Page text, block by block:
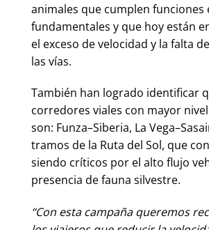
animales que cumplen funciones
fundamentales y que hoy están
el exceso de velocidad y la falta
las vías.
También han logrado identificar
corredores viales con mayor
son: Funza–Siberia, La
tramos de la Ruta del Sol, que
siendo críticos por el alto flujo
presencia de fauna silvestre.
“Con esta campaña queremos